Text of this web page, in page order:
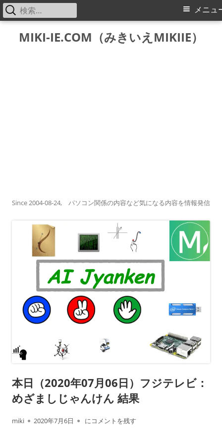
MIKI-IE.COM（みきいえMIKIIE）
Since 2004-08-24, パソコン関係の内容など気になる内容を情報発信
メ
メニュ
検
索:
本日（2020年07月06日）フジテレビ：
めざましじゃんけん 結果
作
miki
公
2020年7月6日 本日（2020年07月06日）フジテレビ： めざま
にコメントを残す